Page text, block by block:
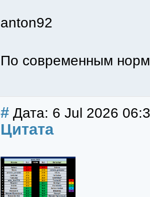
anton92
По современным
# Дата: 6 Jul 2026
Цитата